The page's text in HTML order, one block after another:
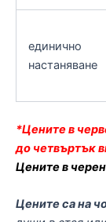
единично
настаняване
*Цените в
до четвъртък
Цените в
Цените са на